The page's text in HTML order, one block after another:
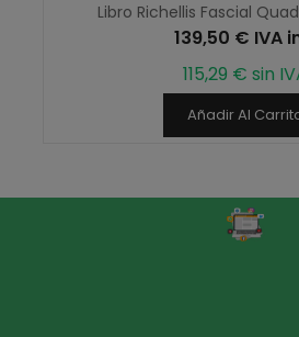
Libro Richellis Fascial
139,50 € IVA
115,29 € sin
Añadir Al